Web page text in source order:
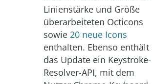
Linienstärke und Größe
überarbeiteten Octicons
sowie 20 neue Icons
enthalten. Ebenso enthält
das Update ein Keystroke-
Resolver-API, mit dem